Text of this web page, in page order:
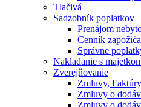
Tlačivá
Sadzobník poplatkov
Prenájom
Cenník
Správne
Nakladanie s
Zverejňovanie
Zmluvy,
Zmluvy o
Zmluvy o